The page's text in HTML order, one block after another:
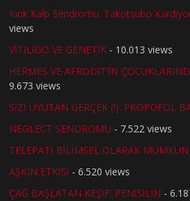
Kırık Kalp Sendromu: Takotsubo
views
VİTİLİGO VE GENETİK - 10.013 views
HERMES VE AFRODİT’İN
9.673 views
SİZİ UYUTAN GERÇEK (!): PROPOFOL
NEGLECT SENDROMU - 7.522 views
TELEPATİ BİLİMSEL OLARAK
AŞKIN ETKİSİ - 6.520 views
ÇAĞ BAŞLATAN KEŞİF: PENİSİLİN -